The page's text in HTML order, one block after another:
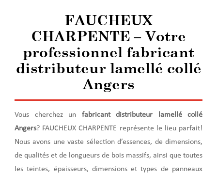
FAUCHEUX
CHARPENTE – Votre
professionnel fabricant
distributeur lamellé collé
Angers
Vous cherchez un fabricant distributeur lamellé collé
Angers? FAUCHEUX CHARPENTE représente le lieu parfait!
Nous avons une vaste sélection d’essences, de dimensions,
de qualités et de longueurs de bois massifs, ainsi que toutes
les teintes, épaisseurs, dimensions et types de panneaux